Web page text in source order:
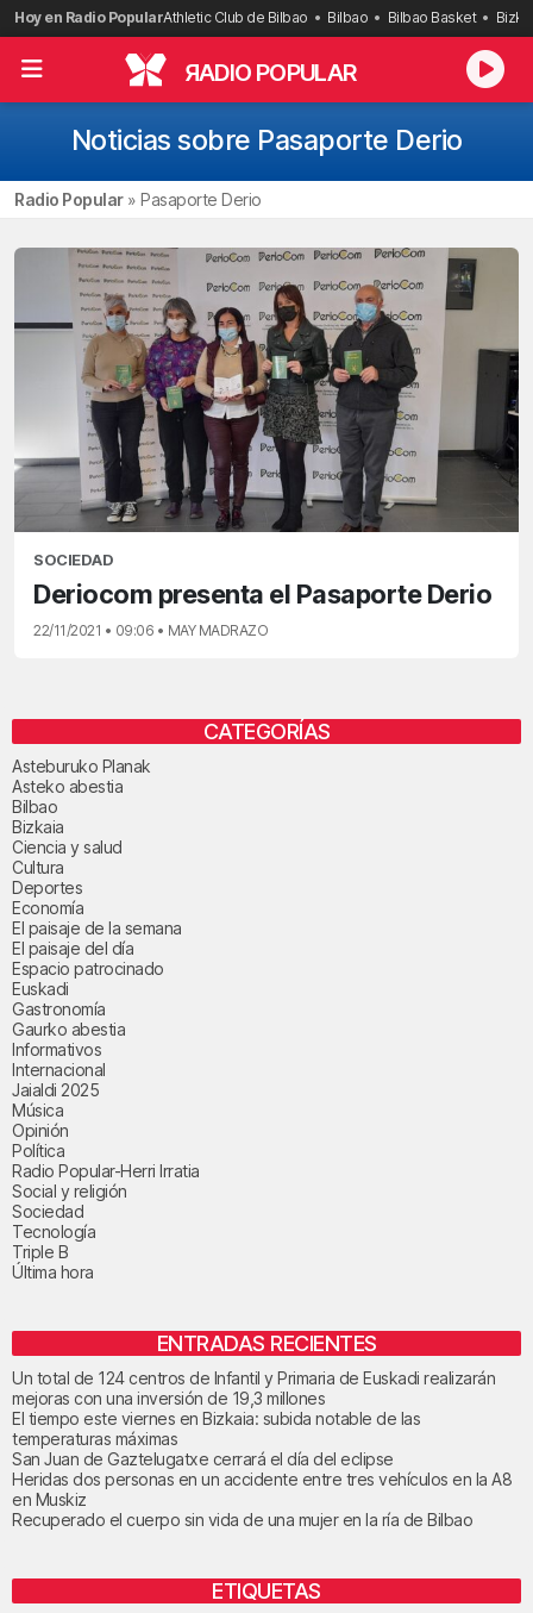
Saltar
al
contenido
Hoy en Radio PopularAthletic Club de Bilbao Bilbao Bilbao Basket
RADIO POPULAR
Noticias sobre Pasaporte Derio
Radio Popular» Pasaporte Derio
SOCIEDAD
Deriocom presenta el Pasaporte Derio
22/11/2021 • 09:06 • MAY MADRAZO
CATEGORÍAS
Asteburuko Planak
Asteko abestia
Bilbao
Bizkaia
Ciencia y salud
Cultura
Deportes
Economía
El paisaje de la semana
El paisaje del día
Espacio patrocinado
Euskadi
Gastronomía
Gaurko abestia
Informativos
Internacional
Jaialdi 2025
Música
Opinión
Política
Radio Popular-Herri Irratia
Social y religión
Sociedad
Tecnología
Triple B
Última hora
ENTRADAS RECIENTES
Un total de 124 centros de Infantil y Primaria de Euskadi realizarán
mejoras con una inversión de 19,3 millones
El tiempo este viernes en Bizkaia: subida notable de las
temperaturas máximas
San Juan de Gaztelugatxe cerrará el día del eclipse
Heridas dos personas en un accidente entre tres vehículos en la A8
en Muskiz
Recuperado el cuerpo sin vida de una mujer en la ría de Bilbao
ETIQUETAS